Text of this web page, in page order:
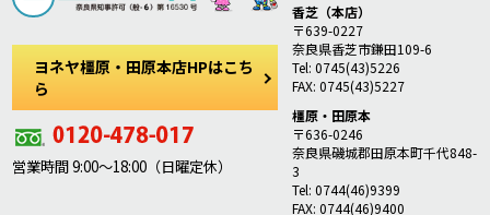
ヨネヤ橿原・田原本店HPはこち
ら
営業時間 9:00～18:00（日曜定休）
香芝（本店）
〒639-0227
奈良県香芝市鎌田109-6
Tel: 0745(43)5226
FAX: 0745(43)5227
橿原・田原本
〒636-0246
奈良県磯城郡田原本町千代848-
3
Tel: 0744(46)9399
FAX: 0744(46)9400